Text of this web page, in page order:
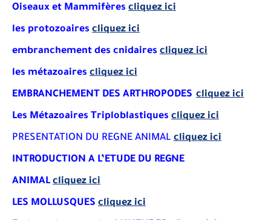
Oiseaux et Mammifères cliquez ici
les protozoaires cliquez ici
embranchement des cnidaires cliquez ici
les métazoaires cliquez ici
EMBRANCHEMENT DES ARTHROPODES cliquez ici
Les Métazoaires Triploblastiques cliquez ici
PRESENTATION DU REGNE ANIMAL cliquez ici
INTRODUCTION A L’ETUDE DU REGNE
ANIMAL cliquez ici
LES MOLLUSQUES cliquez ici